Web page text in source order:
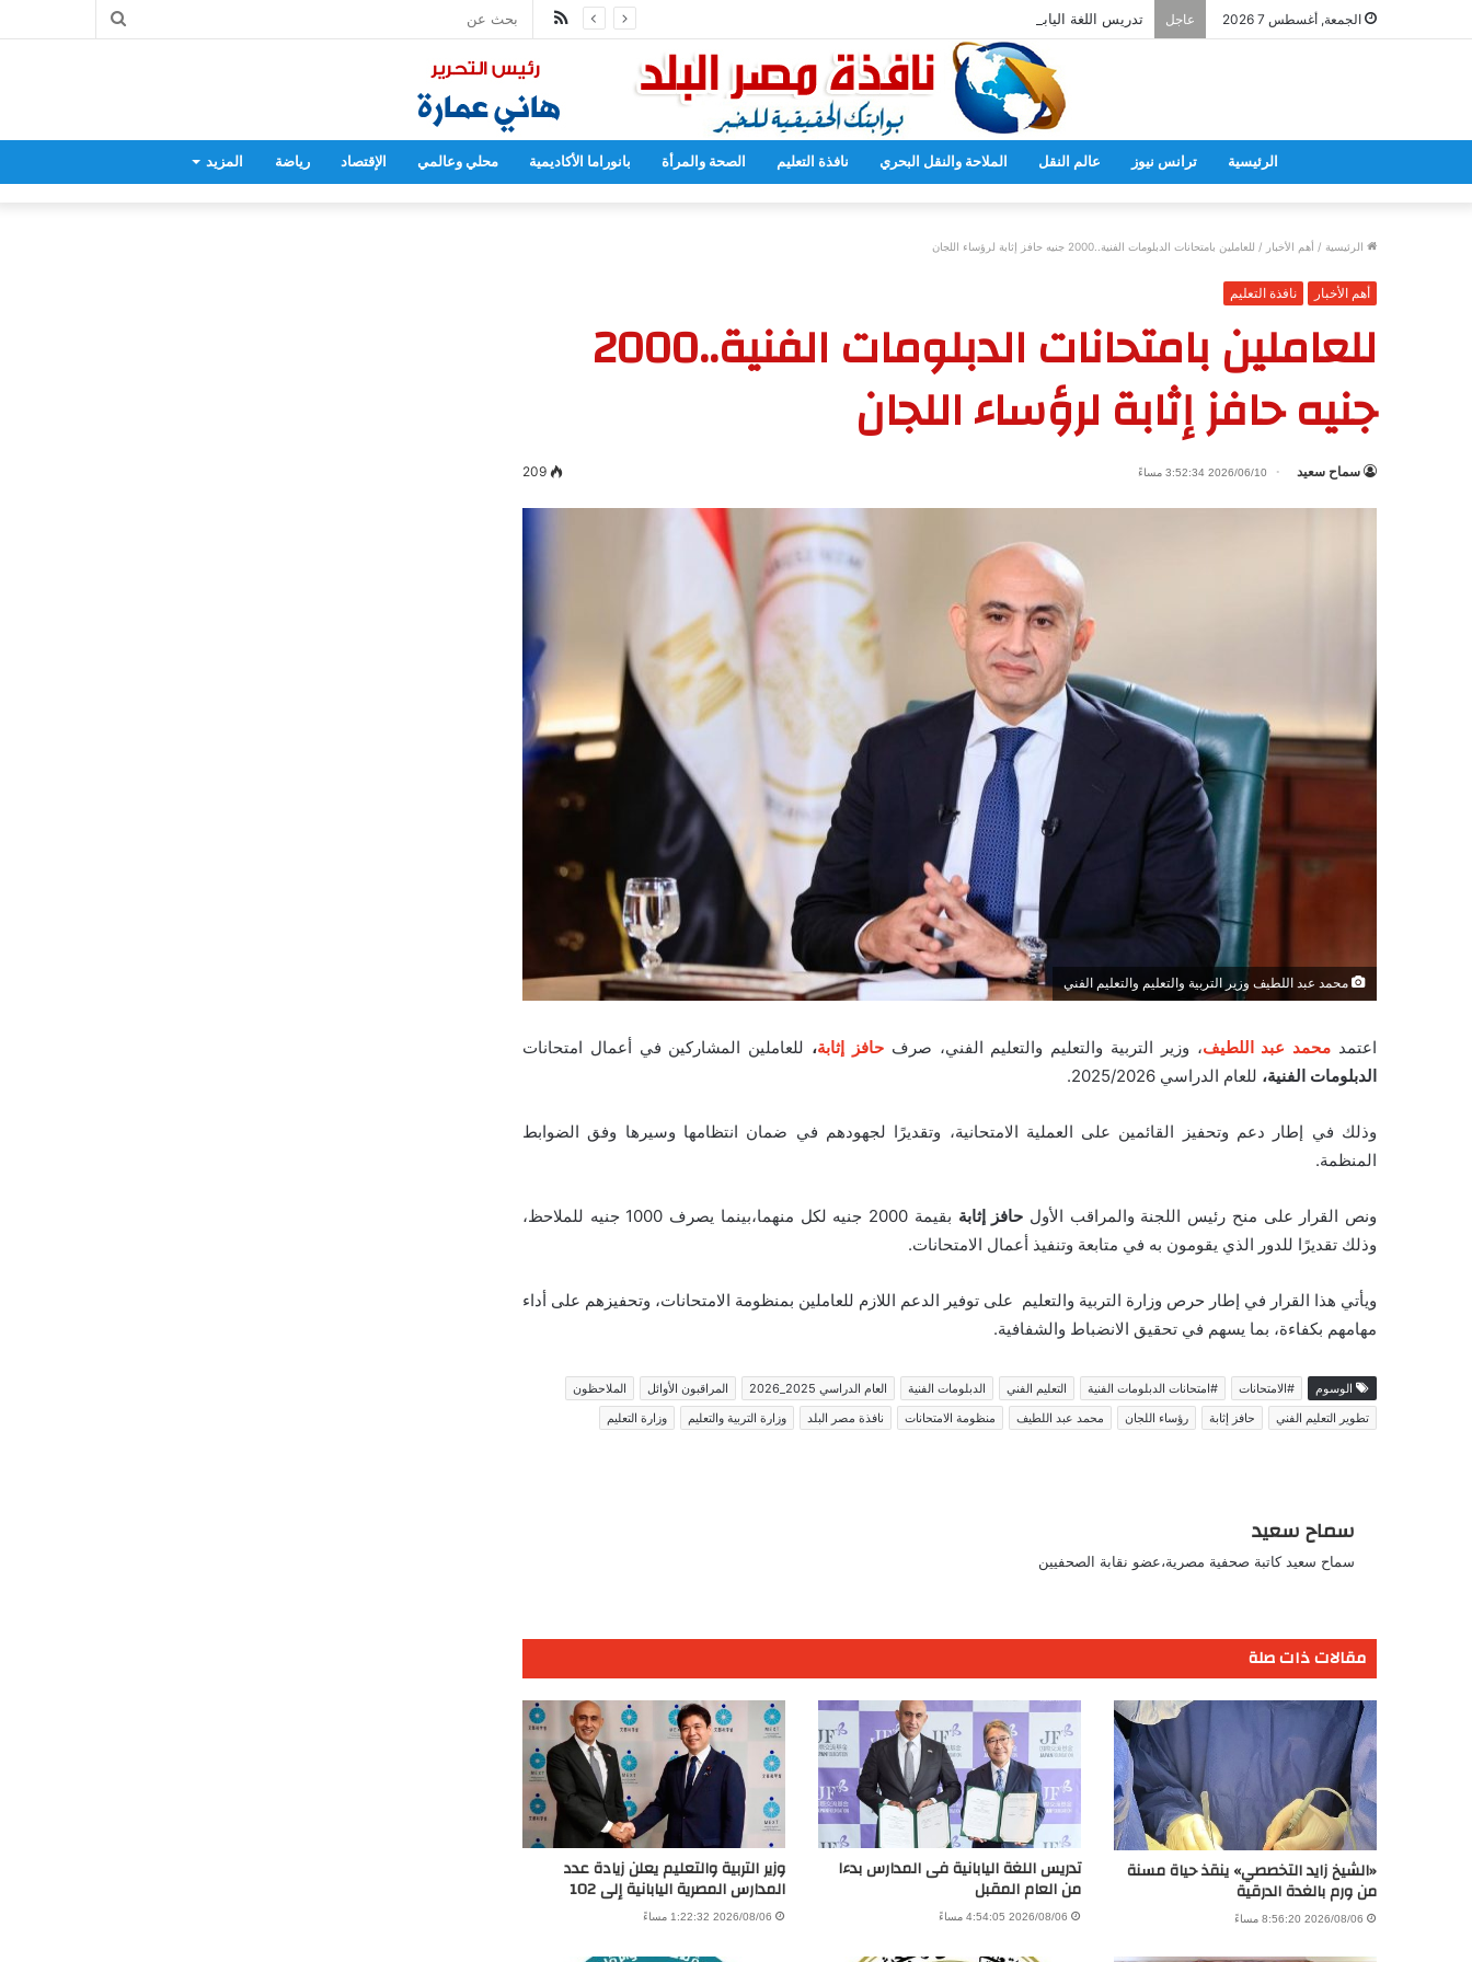
الجمعة, أغسطس 7 2026 عاجل تدريس اللغة اليابانية فى المدارس بدءا من العام المقبل
بحث
ملخص
الموقع
RSS
الرئيسية ترانس نيوز عالم النقل الملاحة والنقل البحري نافذة التعليم الصحة والمرأة بانوراما الأكاديمية محلي وعالمي الإقتصاد رياضة المزيد
الرئيسية / أهم الأخبار / للعاملين بامتحانات الدبلومات الفنية..2000 جنيه حافز إثابة لرؤساء اللجان
أهم الأخبار نافذة التعليم
للعاملين بامتحانات الدبلومات الفنية..2000
جنيه حافز إثابة لرؤساء اللجان
سماح سعيد 2026/06/10 3:52:34 مساءً 209
محمد عبد اللطيف وزير التربية والتعليم والتعليم الفني
اعتمد محمد عبد اللطيف، وزير التربية والتعليم والتعليم الفني، صرفحافز إثابة، للعاملين المشاركين في أعمال امتحانات
الدبلومات الفنية، للعام الدراسي 2025/2026.
وذلك في إطار دعم وتحفيز القائمين على العملية الامتحانية، وتقديرًا لجهودهم في ضمان انتظامها وسيرها وفق الضوابط
المنظمة.
ونص القرار على منح رئيس اللجنة والمراقب الأول حافز إثابة
بقيمة 2000 جنيه لكل منهما،بينما يصرف 1000 جنيه للملاحظ،
وذلك تقديرًا للدور الذي يقومون به في متابعة وتنفيذ أعمال الامتحانات.
ويأتي هذا القرار في إطار حرص وزارة التربية والتعليم على توفير الدعم اللازم للعاملين بمنظومة الامتحانات، وتحفيزهم على أداء
مهامهم بكفاءة، بما يسهم في تحقيق الانضباط والشفافية.
الوسوم #الامتحانات #امتحانات الدبلومات الفنية التعليم الفني الدبلومات الفنية العام الدراسي 2025_2026 المراقبون الأوائل
الملاحظون
تطوير التعليم الفني
حافز إثابة رؤساء اللجان محمد عبد اللطيف منظومة الامتحانات نافذة مصر البلد وزارة التربية والتعليم وزارة التعليم
سماح سعيد
سماح سعيد كاتبة صحفية مصرية،عضو نقابة الصحفيين
مقالات ذات صلة
«الشيخ زايد التخصصي» ينقذ حياة مسنة
من ورم بالغدة الدرقية
2026/08/06 8:56:20 مساءً
تدريس اللغة اليابانية فى المدارس بدءا
من العام المقبل
2026/08/06 4:54:05 مساءً
وزير التربية والتعليم يعلن زيادة عدد
المدارس المصرية اليابانية إلى 102
2026/08/06 1:22:32 مساءً